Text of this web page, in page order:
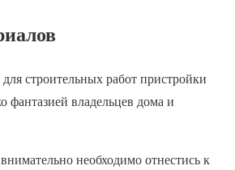
для строительных работ пристройки
фантазией владельцев дома и
необходимо отнестись к